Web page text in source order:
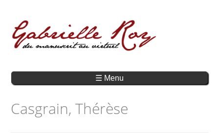
☰ Menu
Casgrain, Thérèse